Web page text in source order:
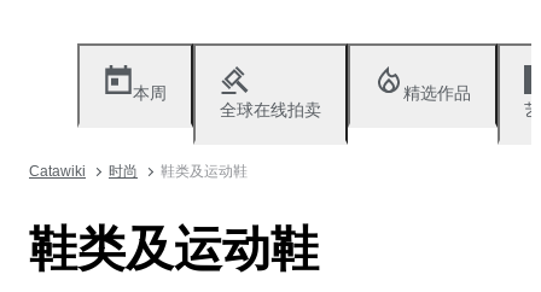
本周
全球在线拍卖
精选作品
Catawiki 时尚 鞋类及运动鞋
鞋类及运动鞋